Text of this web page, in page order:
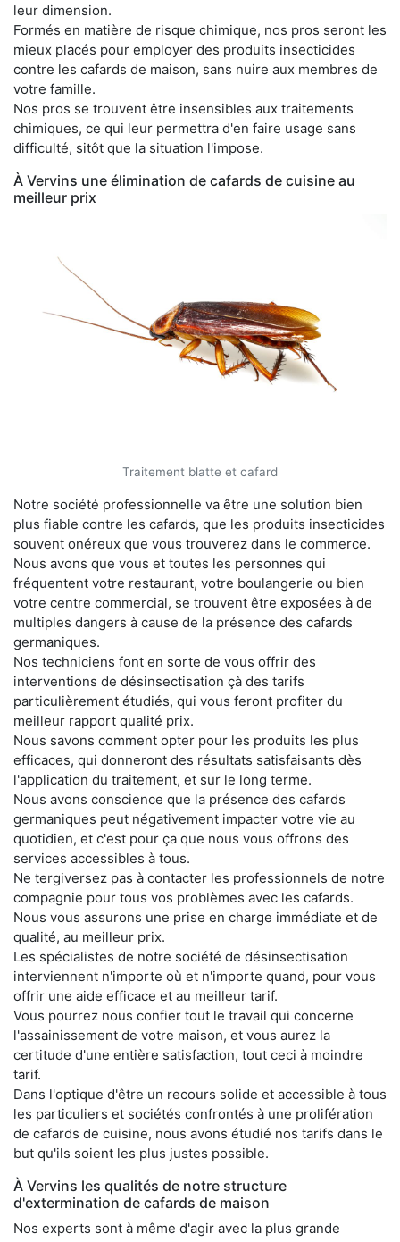
leur dimension.
Formés en matière de risque chimique, nos pros seront les
mieux placés pour employer des produits insecticides
contre les cafards de maison, sans nuire aux membres de
votre famille.
Nos pros se trouvent être insensibles aux traitements
chimiques, ce qui leur permettra d'en faire usage sans
difficulté, sitôt que la situation l'impose.
À Vervins une élimination de cafards de cuisine au
meilleur prix
Traitement blatte et cafard
Notre société professionnelle va être une solution bien
plus fiable contre les cafards, que les produits insecticides
souvent onéreux que vous trouverez dans le commerce.
Nous avons que vous et toutes les personnes qui
fréquentent votre restaurant, votre boulangerie ou bien
votre centre commercial, se trouvent être exposées à de
multiples dangers à cause de la présence des cafards
germaniques.
Nos techniciens font en sorte de vous offrir des
interventions de désinsectisation çà des tarifs
particulièrement étudiés, qui vous feront profiter du
meilleur rapport qualité prix.
Nous savons comment opter pour les produits les plus
efficaces, qui donneront des résultats satisfaisants dès
l'application du traitement, et sur le long terme.
Nous avons conscience que la présence des cafards
germaniques peut négativement impacter votre vie au
quotidien, et c'est pour ça que nous vous offrons des
services accessibles à tous.
Ne tergiversez pas à contacter les professionnels de notre
compagnie pour tous vos problèmes avec les cafards.
Nous vous assurons une prise en charge immédiate et de
qualité, au meilleur prix.
Les spécialistes de notre société de désinsectisation
interviennent n'importe où et n'importe quand, pour vous
offrir une aide efficace et au meilleur tarif.
Vous pourrez nous confier tout le travail qui concerne
l'assainissement de votre maison, et vous aurez la
certitude d'une entière satisfaction, tout ceci à moindre
tarif.
Dans l'optique d'être un recours solide et accessible à tous
les particuliers et sociétés confrontés à une prolifération
de cafards de cuisine, nous avons étudié nos tarifs dans le
but qu'ils soient les plus justes possible.
À Vervins les qualités de notre structure
d'extermination de cafards de maison
Nos experts sont à même d'agir avec la plus grande